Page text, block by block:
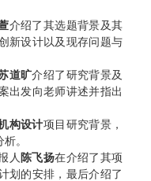
介绍了其选题背景及其
新设计以及现存问题与
道旷介绍了研究背景及
出发向老师讲述并指出
构设计项目研究背景，
。
人 陈飞扬在介绍了其项
划的安排，最后介绍了